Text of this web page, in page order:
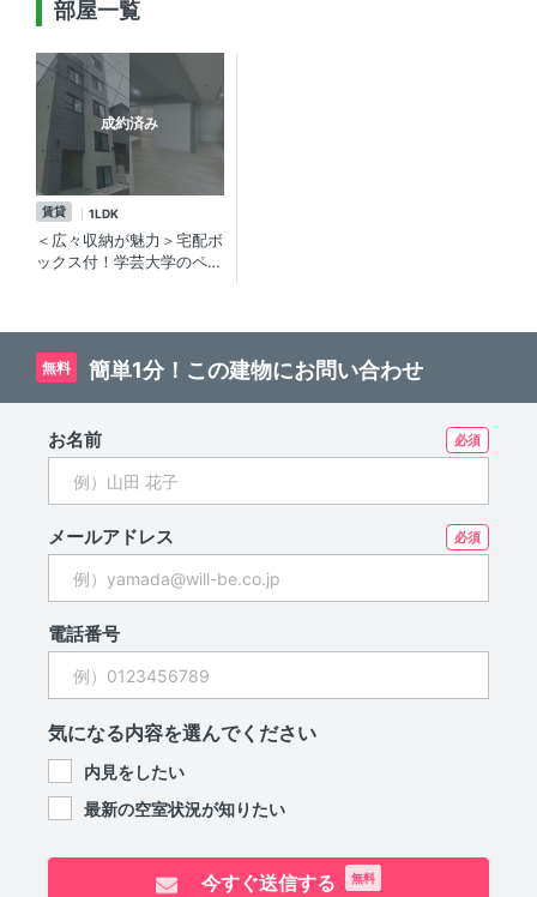
部屋一覧
成約済み
賃貸 1LDK
＜広々収納が魅力＞宅配ボ
ックス付！学芸大学のペッ
無料 簡単1分！この建物にお問い合わせ
お名前
メールアドレス
電話番号
気になる内容を選んでください
内見をしたい
最新の空室状況が知りたい
今すぐ送信する 無料